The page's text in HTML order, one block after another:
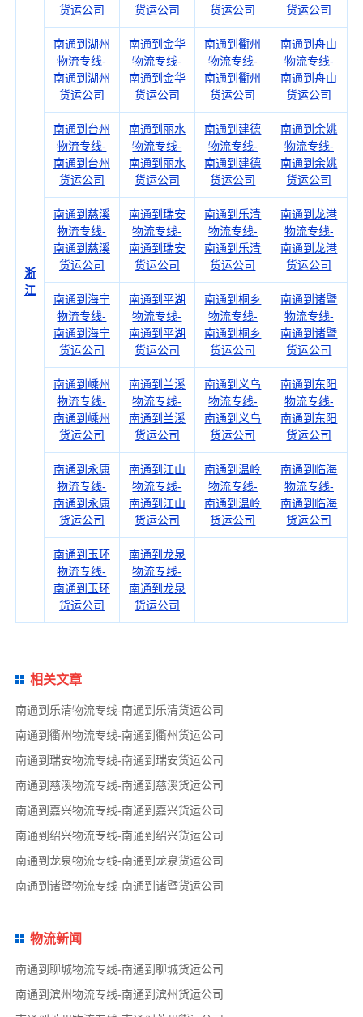
浙
江
货运公司
货运公司
货运公司
货运公司
南通到湖州
物流专线-
南通到湖州
货运公司
南通到金华
物流专线-
南通到金华
货运公司
南通到衢州
物流专线-
南通到衢州
货运公司
南通到舟山
物流专线-
南通到舟山
货运公司
南通到台州
物流专线-
南通到台州
货运公司
南通到丽水
物流专线-
南通到丽水
货运公司
南通到建德
物流专线-
南通到建德
货运公司
南通到余姚
物流专线-
南通到余姚
货运公司
南通到慈溪
物流专线-
南通到慈溪
货运公司
南通到瑞安
物流专线-
南通到瑞安
货运公司
南通到乐清
物流专线-
南通到乐清
货运公司
南通到龙港
物流专线-
南通到龙港
货运公司
南通到海宁
物流专线-
南通到海宁
货运公司
南通到平湖
物流专线-
南通到平湖
货运公司
南通到桐乡
物流专线-
南通到桐乡
货运公司
南通到诸暨
物流专线-
南通到诸暨
货运公司
南通到嵊州
物流专线-
南通到嵊州
货运公司
南通到兰溪
物流专线-
南通到兰溪
货运公司
南通到义乌
物流专线-
南通到义乌
货运公司
南通到东阳
物流专线-
南通到东阳
货运公司
南通到永康
物流专线-
南通到永康
货运公司
南通到江山
物流专线-
南通到江山
货运公司
南通到温岭
物流专线-
南通到温岭
货运公司
南通到临海
物流专线-
南通到临海
货运公司
南通到玉环
物流专线-
南通到玉环
货运公司
南通到龙泉
物流专线-
南通到龙泉
货运公司
相关文章
南通到乐清物流专线-南通到乐清货运公司
南通到衢州物流专线-南通到衢州货运公司
南通到瑞安物流专线-南通到瑞安货运公司
南通到慈溪物流专线-南通到慈溪货运公司
南通到嘉兴物流专线-南通到嘉兴货运公司
南通到绍兴物流专线-南通到绍兴货运公司
南通到龙泉物流专线-南通到龙泉货运公司
南通到诸暨物流专线-南通到诸暨货运公司
物流新闻
南通到聊城物流专线-南通到聊城货运公司
南通到滨州物流专线-南通到滨州货运公司